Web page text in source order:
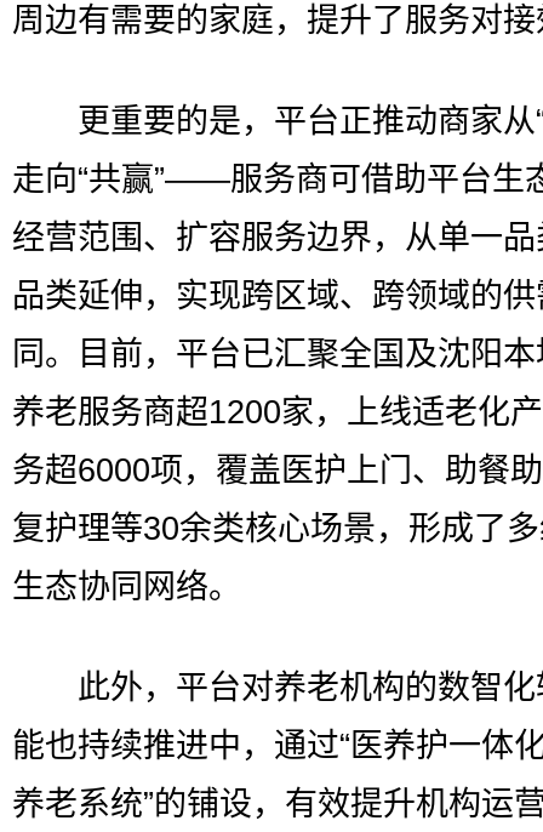
周边有需要的家庭，提升了服务对
更重要的是，平台正推动商家从“
走向“共赢”——服务商可借助平台生
经营范围、扩容服务边界，从单一
品类延伸，实现跨区域、跨领域的
同。目前，平台已汇聚全国及沈阳
养老服务商超1200家，上线适老化
务超6000项，覆盖医护上门、助餐
复护理等30余类核心场景，形成了
生态协同网络。
此外，平台对养老机构的数智化
能也持续推进中，通过“医养护一体
养老系统”的铺设，有效提升机构运